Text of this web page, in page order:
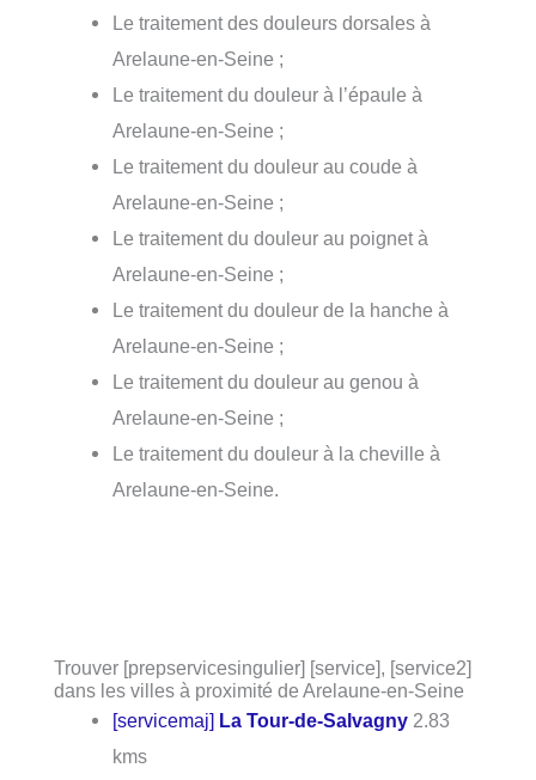
Le traitement des douleurs dorsales à
Arelaune-en-Seine ;
Le traitement du douleur à l’épaule à
Arelaune-en-Seine ;
Le traitement du douleur au coude à
Arelaune-en-Seine ;
Le traitement du douleur au poignet à
Arelaune-en-Seine ;
Le traitement du douleur de la hanche à
Arelaune-en-Seine ;
Le traitement du douleur au genou à
Arelaune-en-Seine ;
Le traitement du douleur à la cheville à
Arelaune-en-Seine.
Trouver [prepservicesingulier] [service], [service2]
dans les villes à proximité de Arelaune-en-Seine
[servicemaj] La Tour-de-Salvagny 2.83
kms